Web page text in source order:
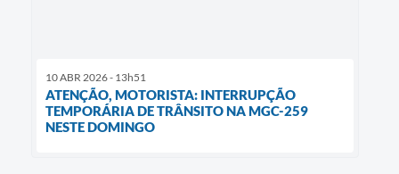
10 ABR 2026 - 13h51
ATENÇÃO, MOTORISTA: INTERRUPÇÃO
TEMPORÁRIA DE TRÂNSITO NA MGC-259
NESTE DOMINGO